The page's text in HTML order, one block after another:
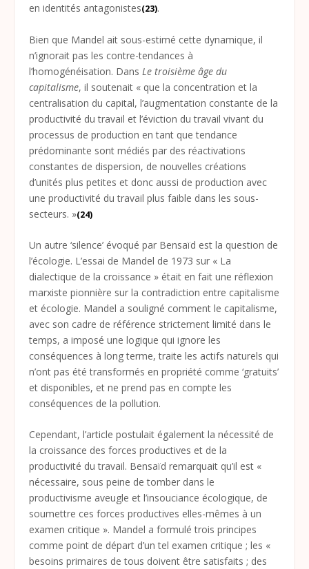
en identités antagonistes(23).
Bien que Mandel ait sous-estimé cette dynamique, il
n’ignorait pas les contre-tendances à
l’homogénéisation. Dans Le troisième âge du
capitalisme, il soutenait « que la concentration et la
centralisation du capital, l’augmentation constante de la
productivité du travail et l’éviction du travail vivant du
processus de production en tant que tendance
prédominante sont médiés par des réactivations
constantes de dispersion, de nouvelles créations
d’unités plus petites et donc aussi de production avec
une productivité du travail plus faible dans les sous-
secteurs. »(24)
Un autre ‘silence’ évoqué par Bensaïd est la question de
l’écologie. L’essai de Mandel de 1973 sur « La
dialectique de la croissance » était en fait une réflexion
marxiste pionnière sur la contradiction entre capitalisme
et écologie. Mandel a souligné comment le capitalisme,
avec son cadre de référence strictement limité dans le
temps, a imposé une logique qui ignore les
conséquences à long terme, traite les actifs naturels qui
n’ont pas été transformés en propriété comme ‘gratuits’
et disponibles, et ne prend pas en compte les
conséquences de la pollution.
Cependant, l’article postulait également la nécessité de
la croissance des forces productives et de la
productivité du travail. Bensaïd remarquait qu’il est «
nécessaire, sous peine de tomber dans le
productivisme aveugle et l’insouciance écologique, de
soumettre ces forces productives elles-mêmes à un
examen critique ». Mandel a formulé trois principes
comme point de départ d’un tel examen critique ; les «
besoins primaires de tous doivent être satisfaits ; des